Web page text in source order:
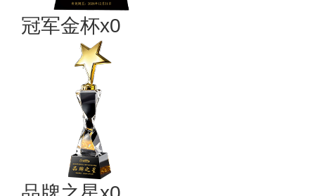
冠军金杯x0